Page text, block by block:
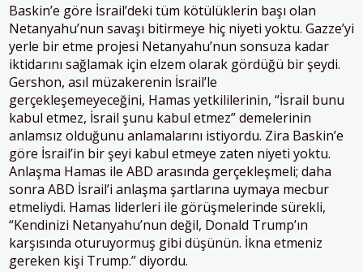
Baskin’e göre İsrail’deki tüm kötülüklerin başı olan
Netanyahu’nun savaşı bitirmeye hiç niyeti yoktu. Gazze’yi
yerle bir etme projesi Netanyahu’nun sonsuza kadar
iktidarını sağlamak için elzem olarak gördüğü bir şeydi.
Gershon, asıl müzakerenin İsrail’le
gerçekleşemeyeceğini, Hamas yetkililerinin, “İsrail bunu
kabul etmez, İsrail şunu kabul etmez” demelerinin
anlamsız olduğunu anlamalarını istiyordu. Zira Baskin’e
göre İsrail’in bir şeyi kabul etmeye zaten niyeti yoktu.
Anlaşma Hamas ile ABD arasında gerçekleşmeli; daha
sonra ABD İsrail’i anlaşma şartlarına uymaya mecbur
etmeliydi. Hamas liderleri ile görüşmelerinde sürekli,
“Kendinizi Netanyahu’nun değil, Donald Trump’ın
karşısında oturuyormuş gibi düşünün. İkna etmeniz
gereken kişi Trump.” diyordu.